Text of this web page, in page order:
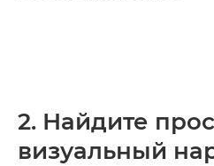
2. Найдите
визуальный